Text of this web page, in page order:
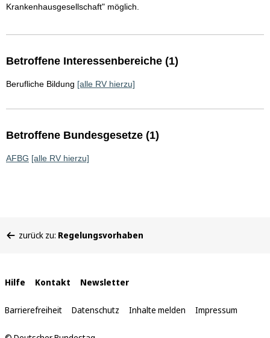
Krankenhausgesellschaft" möglich.
Betroffene Interessenbereiche (1)
Berufliche Bildung [alle RV hierzu]
Betroffene Bundesgesetze (1)
AFBG [alle RV hierzu]
befinden
zurück zu: Regelungsvorhaben
Interne
Links
Hilfe Kontakt Newsletter
Barrierefreiheit Datenschutz Inhalte melden Impressum